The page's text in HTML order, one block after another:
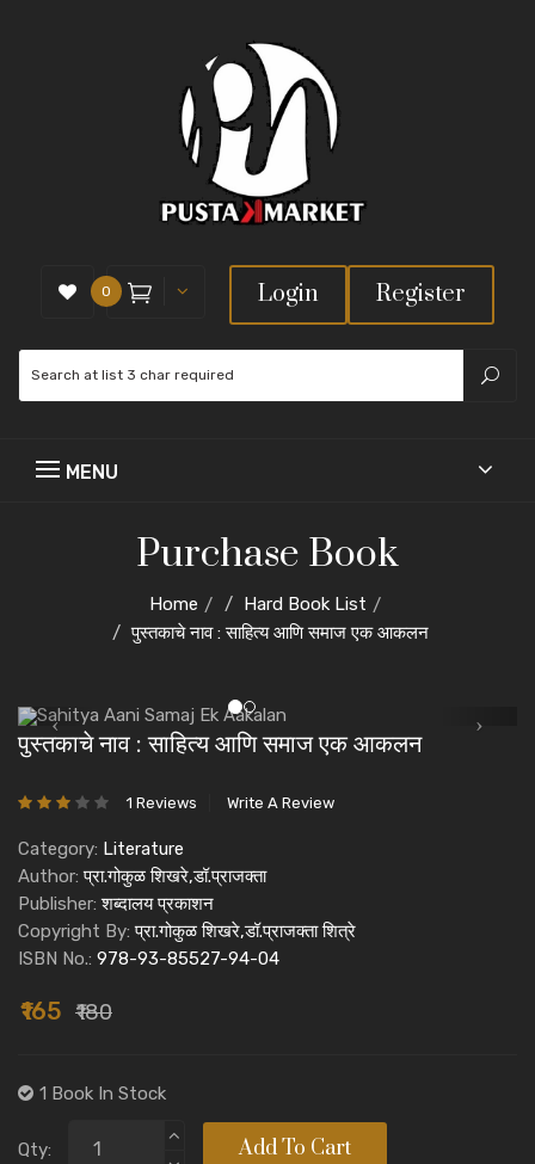
0 Login Register
Purchase Book
Home
Hard Book List
पुस्तकाचे नाव : साहित्य आणि समाज एक आकलन
पुस्तकाचे नाव : साहित्य आणि समाज एक आकलन
1 Reviews Write A Review
Category: Literature
Author:प्रा.गोकुळ शिखरे,डॉ.प्राजक्ता
Publisher:शब्दालय प्रकाशन
Copyright By:प्रा.गोकुळ शिखरे,डॉ.प्राजक्ता शित्रे
ISBN No.: 978-93-85527-94-04
₹165 ₹180
1 Book In Stock
Qty: Add To Cart